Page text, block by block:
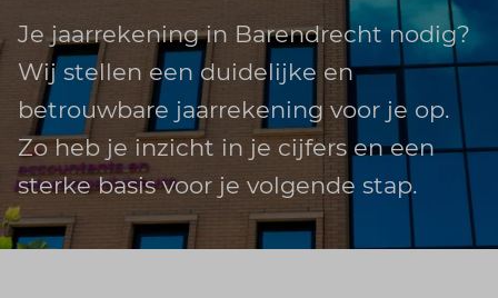
Je jaarrekening in Barendrecht nodig?
Wij stellen een duidelijke en
betrouwbare jaarrekening voor je op.
Zo heb je inzicht in je cijfers en een
sterke basis voor je volgende stap.